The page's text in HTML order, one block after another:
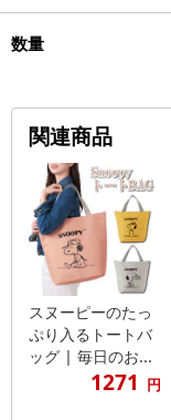
数量
関連商品
スヌーピーのたっ
ぷり入るトートバ
ッグ | 毎日のお...
1271 円